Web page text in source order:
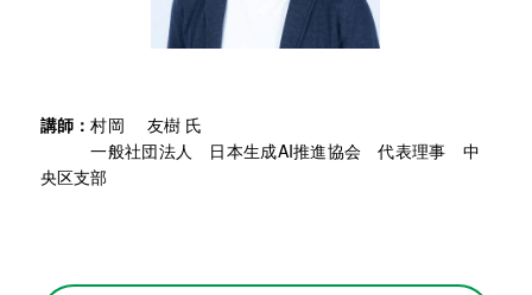
講師：村岡 友樹 氏
一般社団法人 日本生成AI推進協会 代表理事 中
央区支部